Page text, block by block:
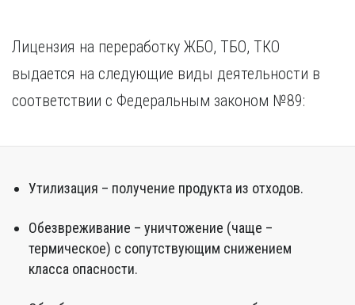
Лицензия на переработку ЖБО, ТБО, ТКО
выдается на следующие виды деятельности в
соответствии с Федеральным законом №89:
Утилизация – получение продукта из отходов.
Обезвреживание – уничтожение (чаще –
термическое) с сопутствующим снижением
класса опасности.